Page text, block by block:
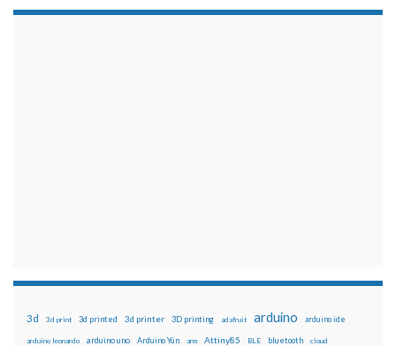
3d 3d print 3d printed 3d printer 3D printing adafruit arduino arduino ide
arduino leonardo arduino uno Arduino Yún arm Attiny85 BLE bluetooth cloud